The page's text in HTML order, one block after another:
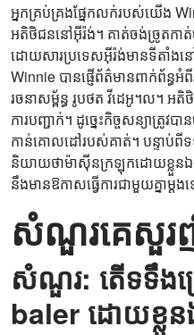
អ្នកគ្រប់គ្រងផ្នែកលក់របស់យើង
អតិថិជននៅអ៊ីរ៉ង់។ គាត់​ចង់​ច្រូតកា
ដោយសារប្រទេសអ៊ីរ៉ង់មានទីតាំងន
Winnie បានផ្ញើព័ត៌មានពាក់ព័ន្ធអំពី
រចនាសម្ព័ន្ធ រូបថត វីដេអូ។ល។ អតិ
ការបញ្ជាក់។ ដូច្នេះកិច្ចសន្យាត្រូ
កាន់គោលដៅរបស់គាត់។ បន្ទាប់​
និយាយ​ថា​ម៉ាស៊ីន​ក្រឡុក​ដោយ​ខ្លួន​
នឹង​មាន​ឱកាស​ធ្វើ​ការ​ជាមួយ​គ្នា​ម្ដ
សំណួរគេសួរ
សំណួរ: តើទទឹងជ្
baler ដោយខ្លួន